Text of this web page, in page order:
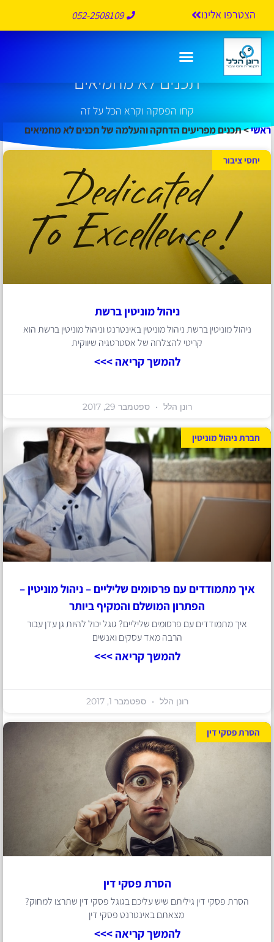
הצטרפו אלינו 052-2508109
תכנים מפריעים הדחקה והעלמה של
תכנים לא מחמיאים
קחו הפסקה וקרא הכל על זה
ראשי>תכנים מפריעים הדחקה והעלמה של תכנים לא מחמיאים
יחסי ציבור
ניהול מוניטין ברשת
ניהול מוניטין ברשת ניהול מוניטין באינטרנט וניהול מוניטין ברשת הוא
קריטי להצלחה של אסטרטגיה שיווקית
להמשך קריאה >>>
רונן הלל ספטמבר 29, 2017
חברת ניהול מוניטין
איך מתמודדים עם פרסומים שליליים – ניהול מוניטין –
הפתרון המושלם והמקיף ביותר
איך מתמודדים עם פרסומים שליליים? גוגל יכול להיות גן עדן עבור
הרבה מאד עסקים ואנשים
להמשך קריאה >>>
רונן הלל ספטמבר 1, 2017
הסרת פסקי דין
הסרת פסקי דין
הסרת פסקי דין גיליתם שיש עליכם בגוגל פסקי דין שתרצו למחוק?
מצאתם באינטרנט פסקי דין
להמשך קריאה >>>